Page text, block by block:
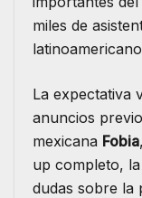
miles de
La expectativa
anuncios
mexicana Fobia
up completo,
dudas sobre la